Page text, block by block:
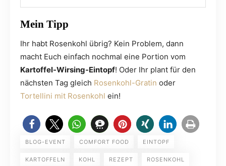
Mein Tipp
Ihr habt Rosenkohl übrig? Kein Problem, dann
macht Euch einfach nochmal eine Portion vom
Kartoffel-Wirsing-Eintopf! Oder Ihr plant für den
nächsten Tag gleich Rosenkohl-Gratin oder
Tortellini mit Rosenkohl ein!
BLOG-EVENT COMFORT FOOD EINTOPF
KARTOFFELN KOHL REZEPT ROSENKOHL